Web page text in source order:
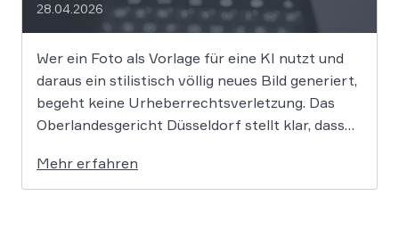
28.04.2026
Wer ein Foto als Vorlage für eine KI nutzt und
daraus ein stilistisch völlig neues Bild generiert,
begeht keine Urheberrechtsverletzung. Das
Oberlandesgericht Düsseldorf stellt klar, dass
KI-gestützte Umgestaltung zulässig ist, solange
die individuellen kreativen Merkmale des
Mehr erfahren